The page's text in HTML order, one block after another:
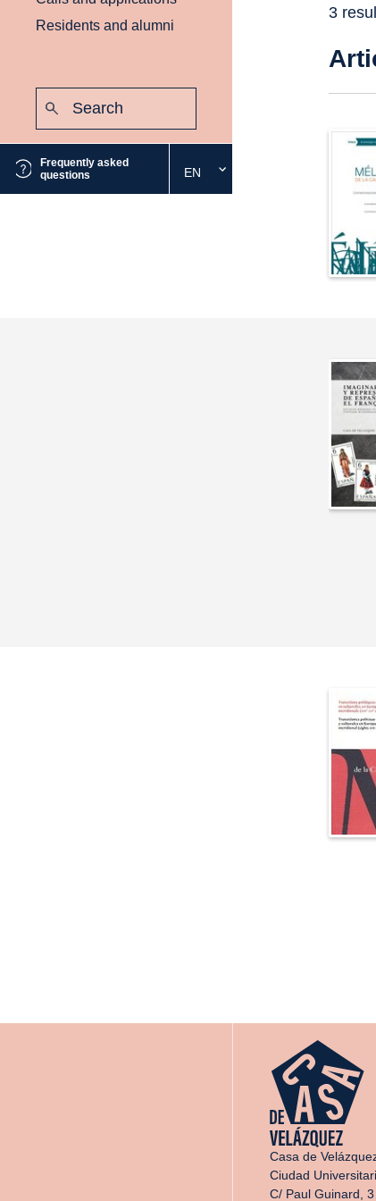
Residents and alumni
Frequently asked
questions
Select
the
EN
3
Casa de
Ciudad
C/ Paul Guinard, 3